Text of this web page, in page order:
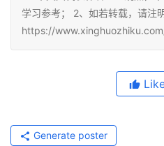
学习参考； 2、如若转载，请注
https://
Generate poster